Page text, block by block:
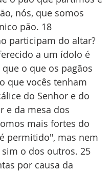
nós, que somos
pão. 18
participam do altar?
a um ídolo é
o que os pagãos
que vocês tenham
do Senhor e do
e da mesa dos
mais fortes do
permitido", mas nem
o dos outros. 25
por causa da